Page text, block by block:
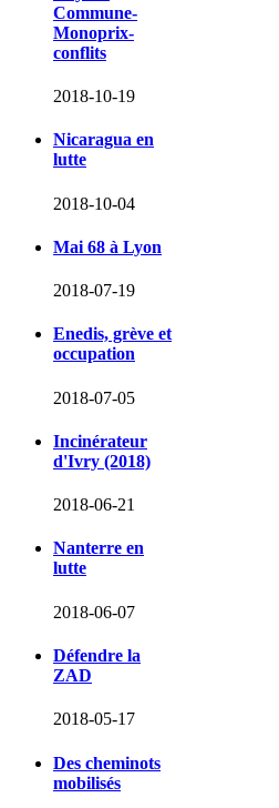
Commune-
Monoprix-
conflits
2018-10-19
Nicaragua en
lutte
2018-10-04
Mai 68 à Lyon
2018-07-19
Enedis, grève et
occupation
2018-07-05
Incinérateur
d'Ivry (2018)
2018-06-21
Nanterre en
lutte
2018-06-07
Défendre la
ZAD
2018-05-17
Des cheminots
mobilisés